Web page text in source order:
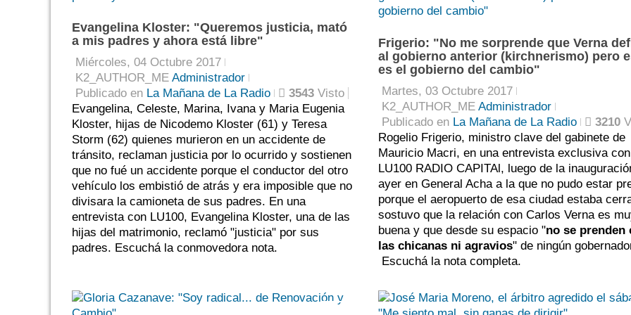
Evangelina Kloster: "Queremos justicia, mató
a mis padres y ahora está libre"
Miércoles, 04 Octubre 2017
K2_AUTHOR_ME Administrador
Publicado en La Mañana de La Radio 3543 Visto
Evangelina, Celeste, Marina, Ivana y Maria Eugenia
Kloster, hijas de Nicodemo Kloster (61) y Teresa
Storm (62) quienes murieron en un accidente de
tránsito, reclaman justicia por lo ocurrido y sostienen
que no fué un accidente porque el conductor del otro
vehículo los embistió de atrás y era imposible que no
divisara la camioneta de sus padres. En una
entrevista con LU100, Evangelina Kloster, una de las
hijas del matrimonio, reclamó "justicia" por sus
padres. Escuchá la conmovedora nota.
Frigerio: "No me sorprende que Verna
al gobierno anterior (kirchnerismo) pero
es el gobierno del cambio"
Martes, 03 Octubre 2017
K2_AUTHOR_ME Administrador
Publicado en La Mañana de La Radio 3210
Rogelio Frigerio, ministro clave del gabinete de
Mauricio Macri, en una entrevista exclusiva con
LU100 RADIO CAPITAl, luego de la
ayer en General Acha a la que no pudo estar
porque el aeropuerto de esa ciudad estaba
sostuvo que la relación con Carlos Verna es
buena y que desde su espacio "no se prenden
las chicanas ni agravios" de ningún
Escuchá la nota completa.